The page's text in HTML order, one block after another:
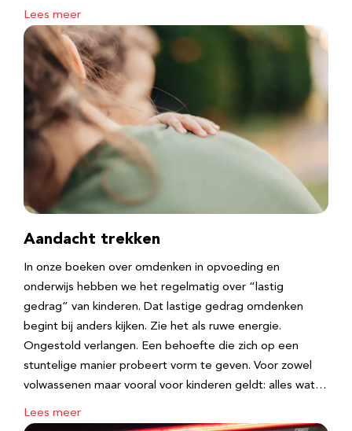
Lees meer
Aandacht trekken
In onze boeken over omdenken in opvoeding en
onderwijs hebben we het regelmatig over “lastig
gedrag” van kinderen. Dat lastige gedrag omdenken
begint bij anders kijken. Zie het als ruwe energie.
Ongestold verlangen. Een behoefte die zich op een
stuntelige manier probeert vorm te geven. Voor zowel
volwassenen maar vooral voor kinderen geldt: alles wat…
Lees meer